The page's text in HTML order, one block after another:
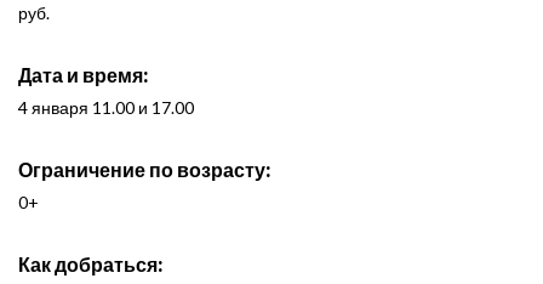
руб.
Дата и время:
4 января 11.00 и 17.00
Ограничение по возрасту:
0+
Как добраться: